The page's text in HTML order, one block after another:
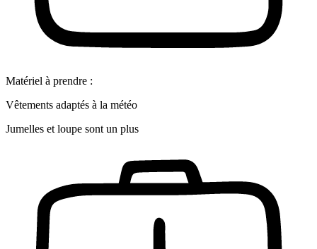
Matériel à prendre :
Vêtements adaptés à la météo
Jumelles et loupe sont un plus